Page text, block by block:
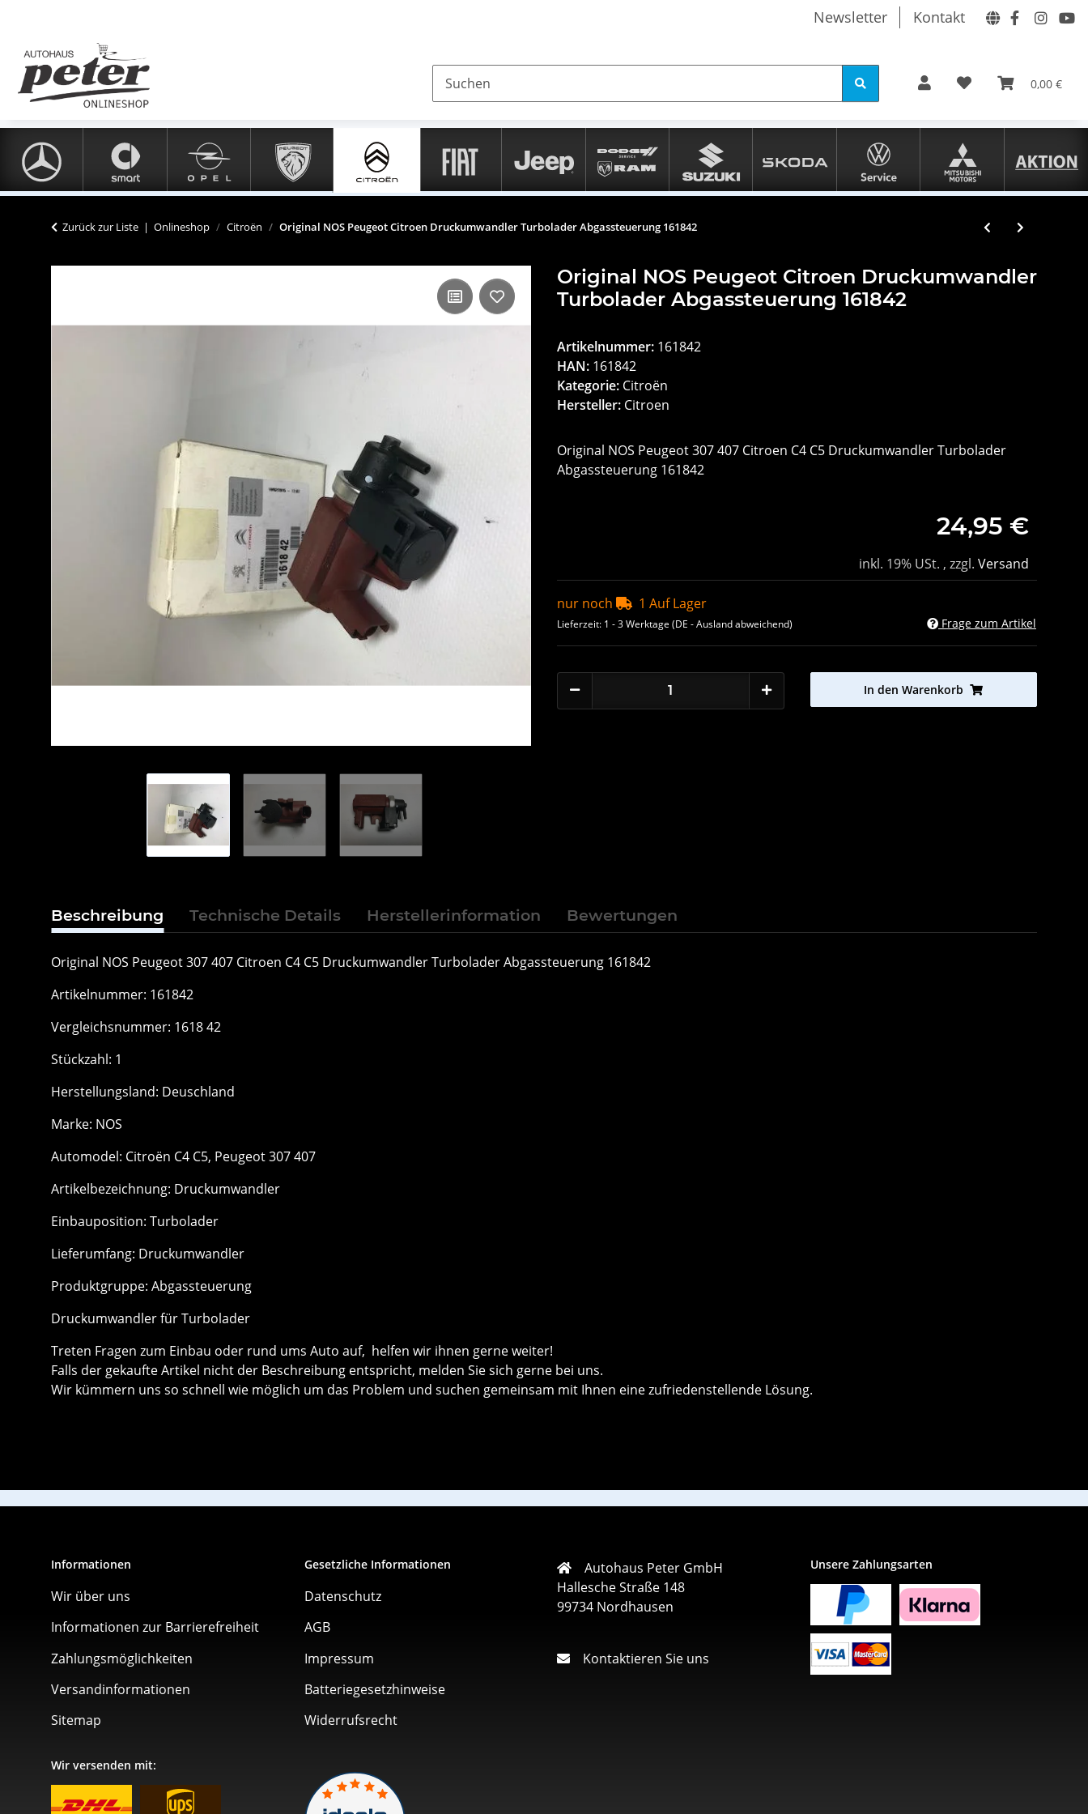
Newsletter Kontakt
0,00 €
Zurück zur Liste Onlineshop Citroën Original NOS Peugeot Citroen Druckumwandler Turbolader Abgassteuerung 161842
Original NOS Peugeot Citroen Druckumwandler
Turbolader Abgassteuerung 161842
Artikelnummer: 161842
HAN: 161842
Kategorie: Citroën
Hersteller: Citroen
Original NOS Peugeot 307 407 Citroen C4 C5 Druckumwandler Turbolader
Abgassteuerung 161842
24,95 €
inkl. 19% USt. , zzgl. Versand
nur noch 1 Auf Lager
Lieferzeit: 1 - 3 Werktage (DE - Ausland abweichend) Frage zum Artikel
In den Warenkorb
Beschreibung Technische Details Herstellerinformation Bewertungen
Original NOS Peugeot 307 407 Citroen C4 C5 Druckumwandler Turbolader Abgassteuerung 161842
Artikelnummer: 161842
Vergleichsnummer: 1618 42
Stückzahl: 1
Herstellungsland: Deuschland
Marke: NOS
Automodel: Citroën C4 C5, Peugeot 307 407
Artikelbezeichnung: Druckumwandler
Einbauposition: Turbolader
Lieferumfang: Druckumwandler
Produktgruppe: Abgassteuerung
Druckumwandler für Turbolader
Treten Fragen zum Einbau oder rund ums Auto auf, helfen wir ihnen gerne weiter!
Falls der gekaufte Artikel nicht der Beschreibung entspricht, melden Sie sich gerne bei uns.
Wir kümmern uns so schnell wie möglich um das Problem und suchen gemeinsam mit Ihnen eine zufriedenstellende Lösung.
Informationen
Wir über uns
Informationen zur Barrierefreiheit
Zahlungsmöglichkeiten
Versandinformationen
Sitemap
Gesetzliche Informationen
Datenschutz
AGB
Impressum
Batteriegesetzhinweise
Widerrufsrecht
Autohaus Peter GmbH
Hallesche Straße 148
99734 Nordhausen
Kontaktieren Sie uns
Unsere Zahlungsarten
Wir versenden mit: